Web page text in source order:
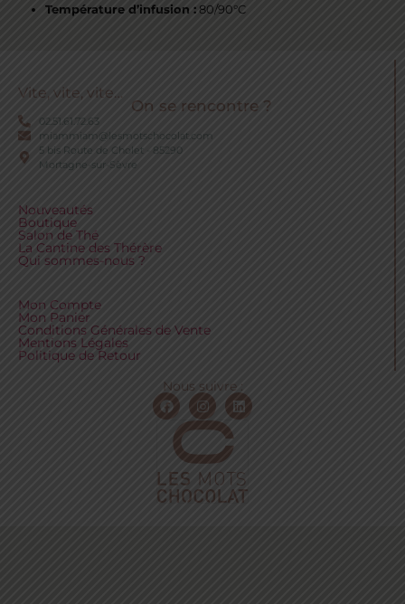
Température d’infusion : 80/90°C
Vite, vite, vite…
On se rencontre ?
02.51.61.72.63
miammiam@lesmotschocolat.com
5 bis Route de Cholet - 85290
Mortagne-sur-Sèvre
Nouveautés
Boutique
Salon de Thé
La Cantine des Thérère
Qui sommes-nous ?
Mon Compte
Mon Panier
Conditions Générales de Vente
Mentions Légales
Politique de Retour
Nous suivre :